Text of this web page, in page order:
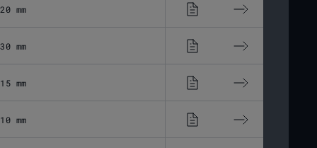
20 mm 19,44 μm
30 mm 13,6 μm
15 mm 32,45 μm
10 mm 45,56 μm